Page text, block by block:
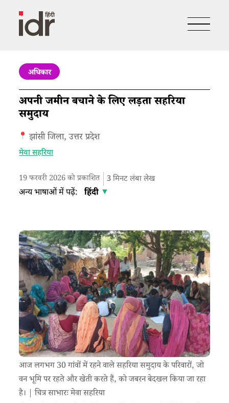
अधिकार
अपनी जमीन बचाने के लिए लड़ता सहरिया
समुदाय
झांसी जिला, उत्तर प्रदेश
मेवा सहरिया
19 फरवरी 2026 को प्रकाशित 3मिनट लंबा लेख
अन्य भाषाओं में पढ़ें: हिंदी
आज लगभग 30 गांवों में रहने वाले सहरिया समुदाय के परिवारों, जो
वन भूमि पर रहते और खेती करते हैं, ​​​को​​ जबरन बेदखल किया जा रहा
है। | चित्र साभारः मेवा सहरिया